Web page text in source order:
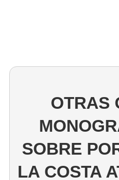
OTRAS
SOBRE
LA COSTA